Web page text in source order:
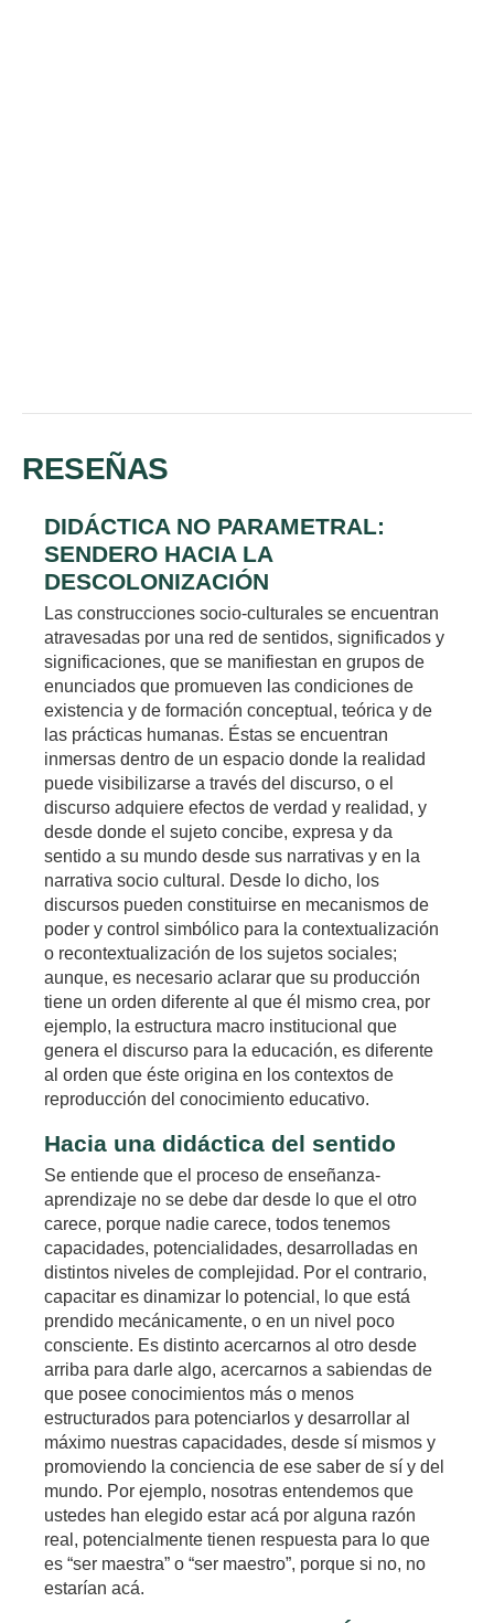
RESEÑAS
DIDÁCTICA NO PARAMETRAL:
SENDERO HACIA LA
DESCOLONIZACIÓN
Las construcciones socio-culturales se encuentran
atravesadas por una red de sentidos, significados y
significaciones, que se manifiestan en grupos de
enunciados que promueven las condiciones de
existencia y de formación conceptual, teórica y de
las prácticas humanas. Éstas se encuentran
inmersas dentro de un espacio donde la realidad
puede visibilizarse a través del discurso, o el
discurso adquiere efectos de verdad y realidad, y
desde donde el sujeto concibe, expresa y da
sentido a su mundo desde sus narrativas y en la
narrativa socio cultural. Desde lo dicho, los
discursos pueden constituirse en mecanismos de
poder y control simbólico para la contextualización
o recontextualización de los sujetos sociales;
aunque, es necesario aclarar que su producción
tiene un orden diferente al que él mismo crea, por
ejemplo, la estructura macro institucional que
genera el discurso para la educación, es diferente
al orden que éste origina en los contextos de
reproducción del conocimiento educativo.
Hacia una didáctica del sentido
Se entiende que el proceso de enseñanza-
aprendizaje no se debe dar desde lo que el otro
carece, porque nadie carece, todos tenemos
capacidades, potencialidades, desarrolladas en
distintos niveles de complejidad. Por el contrario,
capacitar es dinamizar lo potencial, lo que está
prendido mecánicamente, o en un nivel poco
consciente. Es distinto acercarnos al otro desde
arriba para darle algo, acercarnos a sabiendas de
que posee conocimientos más o menos
estructurados para potenciarlos y desarrollar al
máximo nuestras capacidades, desde sí mismos y
promoviendo la conciencia de ese saber de sí y del
mundo. Por ejemplo, nosotras entendemos que
ustedes han elegido estar acá por alguna razón
real, potencialmente tienen respuesta para lo que
es “ser maestra” o “ser maestro”, porque si no, no
estarían acá.